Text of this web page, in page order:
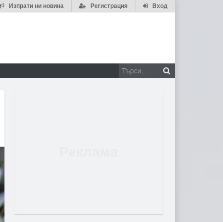
Вход
Регистрация
Изпрати ни новина